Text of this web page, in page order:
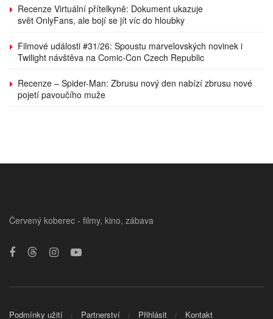
Recenze Virtuální přítelkyně: Dokument ukazuje
svět OnlyFans, ale bojí se jít víc do hloubky
Filmové události #31/26: Spoustu marvelovských novinek i
Twilight návštěva na Comic-Con Czech Republic
Recenze – Spider-Man: Zbrusu nový den nabízí zbrusu nové
pojetí pavoučího muže
Červený koberec - filmy, kino, zábava
Podmínky užití Partnerství Přihlásit Kontakt